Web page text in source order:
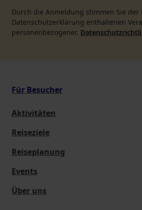
Durch die Anmeldung stimmen Sie der
Datenschutzerklärung enthaltenen
personenbezogener.
Für Besucher
Aktivitäten
Reiseziele
Reiseplanung
Events
Über uns